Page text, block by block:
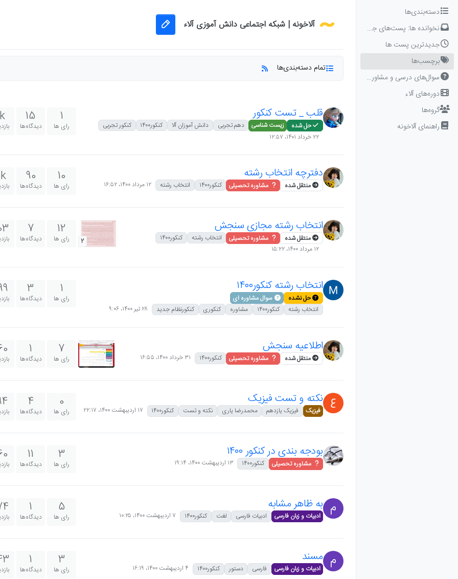
Skip to content
دسته‌بندی‌ها
نخوانده ها: پست‌های جدید برای شما
جدیدترین پست ها
برچسب‌ها
سوال‌های درسی و مشاوره‌ای
دوره‌های آلاء
گروه‌ها
راهنمای آلاخونه
آلاخونه | شبکه اجتماعی دانش آموزی آلاء
تمام دسته‌بندی‌ها
قلب _ تست کنکور
حل شده زیست شناسی دهم تجربی دانش آموزان آلا کنکور۱۴۰۰
کنکور تجربی
۲۲ خرداد ۱۴۰۱،‏ ۱۲:۵۷
1
رای ها
15
دیدگاه‌ها
دفترچه انتخاب رشته
منتقل شده مشاوره تحصیلی کنکور۱۴۰۰ انتخاب رشته ۱۲ مرداد ۱۴۰۰،‏ ۱۶:۵۲
10
رای ها
90
دیدگاه‌ها
انتخاب رشته مجازی سنجش
منتقل شده مشاوره تحصیلی انتخاب رشته
کنکور۱۴۰۰
۱۲ مرداد ۱۴۰۰،‏ ۱۵:۲۲
2
12
رای ها
7
دیدگاه‌ها
انتخاب رشته کنکور۱۴۰۰
حل نشده
سوال مشاوره ای
انتخاب رشته
کنکور۱۴۰۰ مشاوره کنکوری کنکورنظام جدید ۲۸ تیر ۱۴۰۰،‏ ۹:۰۶
1
رای ها
3
دیدگاه‌ها
اطلاعیه سنجش
منتقل شده مشاوره تحصیلی کنکور۱۴۰۰ ۳۱ خرداد ۱۴۰۰،‏ ۱۶:۵۵
7
رای ها
1
دیدگاه‌ها
نکته و تست فیزیک
فیزیک فیزیک یازدهم محمدرضا یاری نکته و تست کنکور۱۴۰۰ ۱۷ اردیبهشت ۱۴۰۰،‏ ۲۲:۱۷
0
رای ها
4
دیدگاه‌ها
بودجه بندی در کنکور ۱۴۰۰
مشاوره تحصیلی کنکور۱۴۰۰ ۱۳ اردیبهشت ۱۴۰۰،‏ ۱۹:۱۴
3
رای ها
11
دیدگاه‌ها
م به ظاهر مشابه
ادبیات و زبان فارسی ادبیات فارسی لغت کنکور۱۴۰۰ ۷ اردیبهشت ۱۴۰۰،‏ ۱۰:۲۵
5
رای ها
1
دیدگاه‌ها
م مسند
ادبیات و زبان فارسی فارسی دستور کنکور۱۴۰۰ ۴ اردیبهشت ۱۴۰۰،‏ ۱۶:۱۹
3
رای ها
1
دیدگاه‌ها